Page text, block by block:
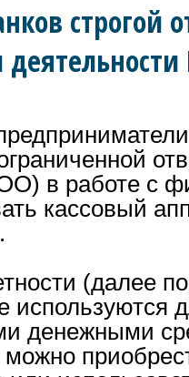
строгой
в работе с
кассовый
(далее
используются
денежными
можно